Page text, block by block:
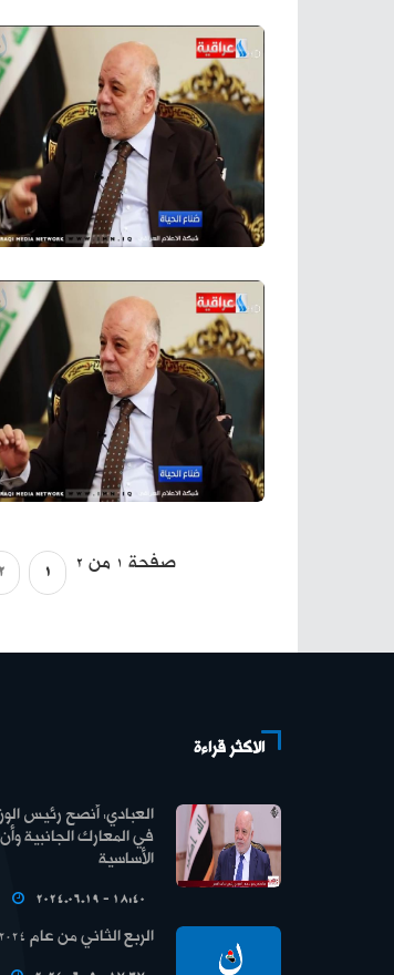
صفحة 1 من 2 1
الاكثر قراءة
العبادي: أنصح رئيس
في المعارك الجانبية
الأساسية
2024.06.19 - 18:40
الربع الثاني من عام 2024